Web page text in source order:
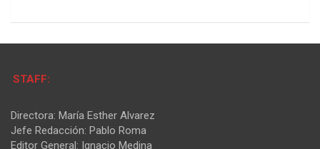
STAFF:
Directora: María Esther Alvarez
Jefe Redacción: Pablo Roma
Editor General: Ignacio Medina